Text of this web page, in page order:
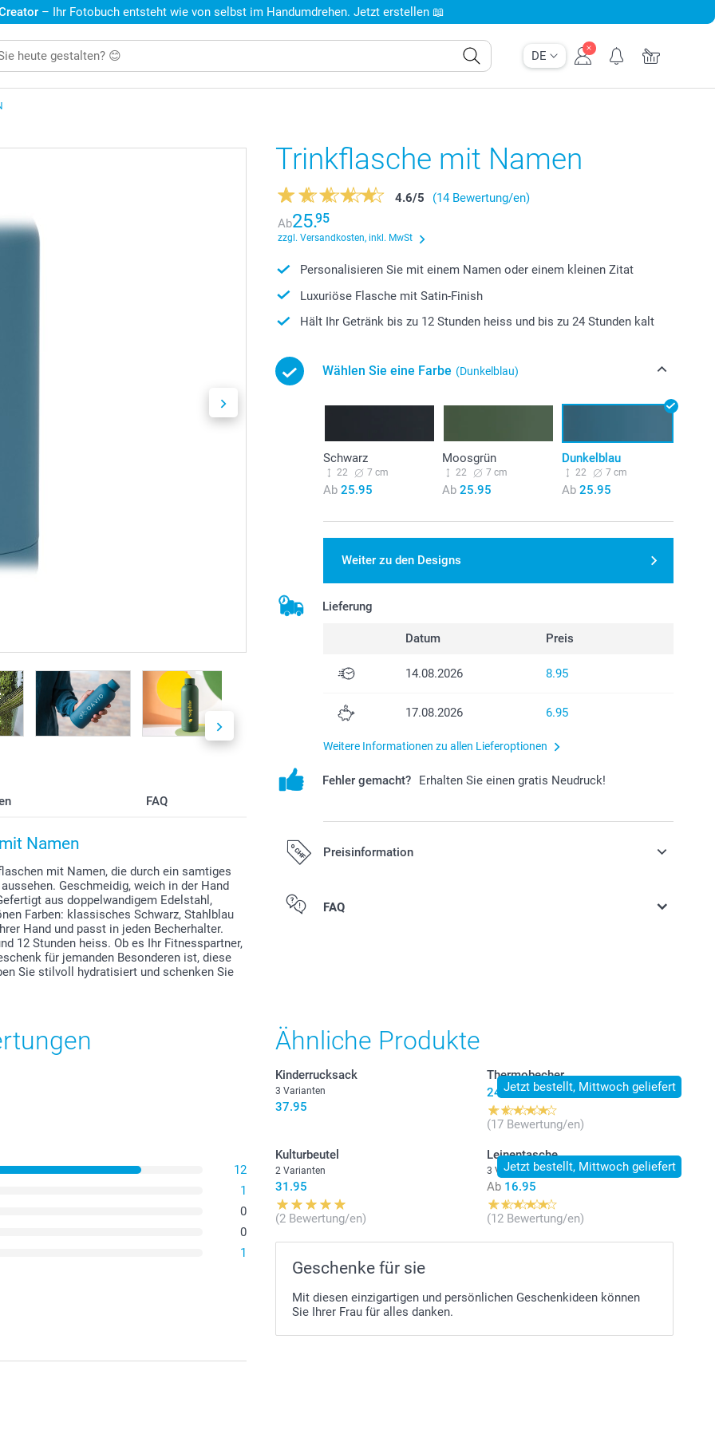
DE
– Ihr Fotobuch entsteht wie von selbst im Handumdrehen. Jetzt erstellen 📖
FAQ
Namen
mit Namen, die durch ein samtiges
Geschmeidig, weich in der Hand
aus doppelwandigem Edelstahl,
Farben: klassisches Schwarz, Stahlblau
Hand und passt in jeden Becherhalter.
12 Stunden heiss. Ob es Ihr Fitnesspartner,
für jemanden Besonderen ist, diese
Sie stilvoll hydratisiert und schenken Sie
Trinkflasche mit Namen
4.6/5
(14 Bewertung/en)
Ab25.95
zzgl. Versandkosten, inkl. MwSt
Personalisieren Sie mit einem Namen oder einem kleinen Zitat
Luxuriöse Flasche mit Satin-Finish
Hält Ihr Getränk bis zu 12 Stunden heiss und bis zu 24 Stunden kalt
Wählen Sie eine Farbe (Dunkelblau)
Schwarz
22 7 cm
Ab 25.95
Moosgrün
22 7 cm
Ab 25.95
Dunkelblau
22 7 cm
Ab25.95
Weiter zu den Designs
Lieferung
Datum Preis
14.08.2026 8.95
17.08.2026 6.95
Weitere Informationen zu allen Lieferoptionen
Fehler gemacht? Erhalten Sie einen gratis Neudruck!
Preisinformation
Alle Preise verstehen sich in Schweizer Franken (CHF) inkl. MwSt. und
FAQ
12
1
0
0
1
Ähnliche Produkte
Kinderrucksack
3 Varianten
37.95
Jetzt bestellt, Mittwoch geliefert
Thermobecher
24.95
(17 Bewertung/en)
Kulturbeutel
2 Varianten
31.95
(2 Bewertung/en)
Jetzt bestellt, Mittwoch geliefert
Leinentasche
3 Varianten
Ab 16.95
(12 Bewertung/en)
Geschenke für sie
Mit diesen einzigartigen und persönlichen Geschenkideen können
Sie Ihrer Frau für alles danken.